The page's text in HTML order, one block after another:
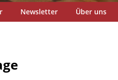
Newsletter Über uns